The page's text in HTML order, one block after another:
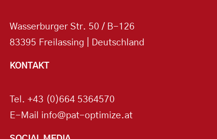
Wasserburger Str. 50 / B-126
83395 Freilassing | Deutschland
KONTAKT
Tel. +43 (0)664 5364570
E-Mail info@pat-optimize.at